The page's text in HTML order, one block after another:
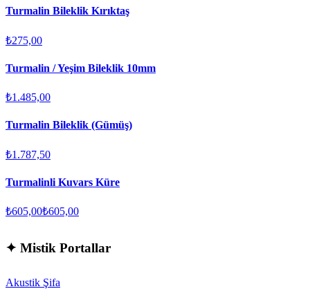
Turmalin Bileklik Kırıktaş
₺275,00
Turmalin / Yeşim Bileklik 10mm
₺1.485,00
Turmalin Bileklik (Gümüş)
₺1.787,50
Turmalinli Kuvars Küre
₺605,00₺605,00
✦ Mistik Portallar
Akustik Şifa